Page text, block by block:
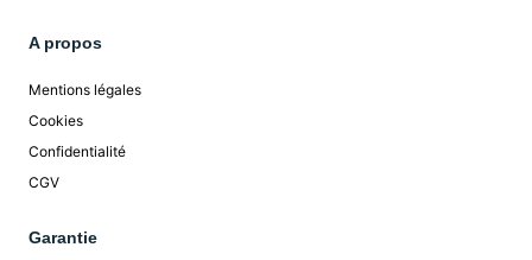
A propos
Mentions légales
Cookies
Confidentialité
CGV
Garantie